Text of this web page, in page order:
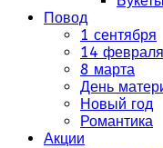
Повод
1 сентября
14 февраля
8 марта
День
Новый год
Романтика
Акции